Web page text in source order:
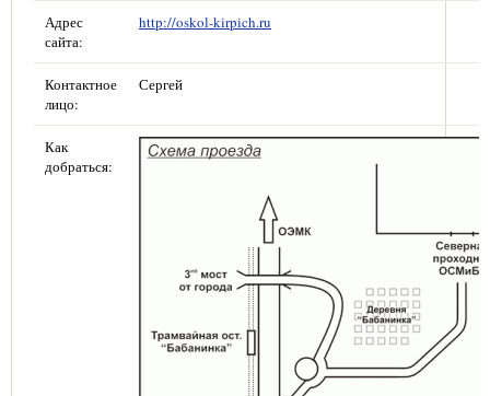
Адрес
сайта:
http://oskol-kirpich.ru
Контактное
лицо:
Сергей
Как
добраться: